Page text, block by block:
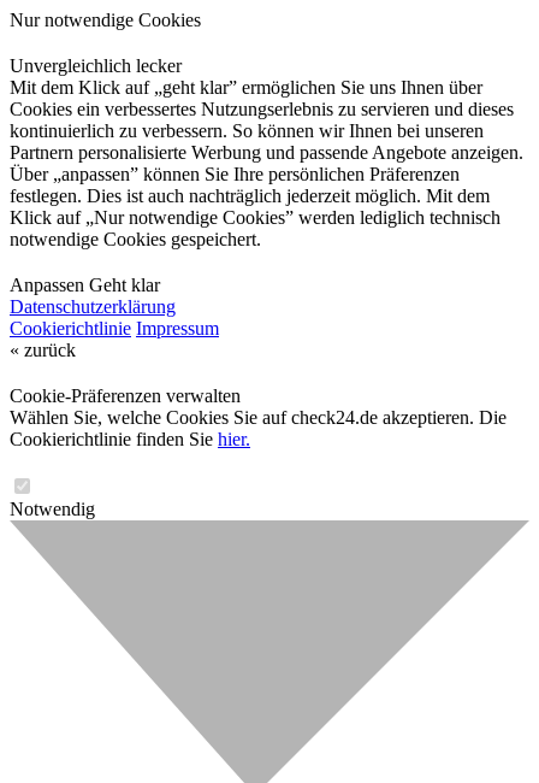
Nur notwendige Cookies
Unvergleichlich lecker
Mit dem Klick auf „geht klar” ermöglichen Sie uns Ihnen über
Cookies ein verbessertes Nutzungserlebnis zu servieren und dieses
kontinuierlich zu verbessern. So können wir Ihnen bei unseren
Partnern personalisierte Werbung und passende Angebote anzeigen.
Über „anpassen” können Sie Ihre persönlichen Präferenzen
festlegen. Dies ist auch nachträglich jederzeit möglich. Mit dem
Klick auf „Nur notwendige Cookies” werden lediglich technisch
notwendige Cookies gespeichert.
Anpassen Geht klar
Datenschutzerklärung
Cookierichtlinie Impressum
« zurück
Cookie-Präferenzen verwalten
Wählen Sie, welche Cookies Sie auf check24.de akzeptieren. Die
Cookierichtlinie finden Sie hier.
Notwendig